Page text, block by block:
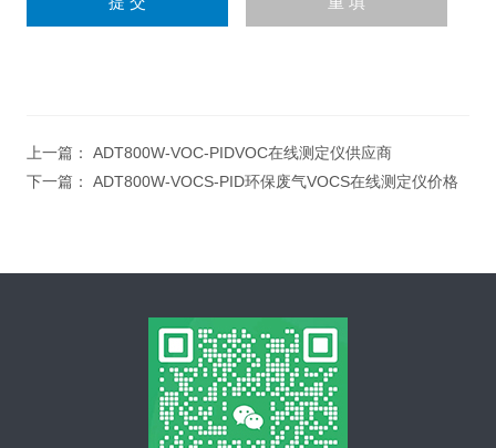
上一篇： ADT800W-VOC-PIDVOC在线测定仪供应商
下一篇： ADT800W-VOCS-PID环保废气VOCS在线测定仪价格